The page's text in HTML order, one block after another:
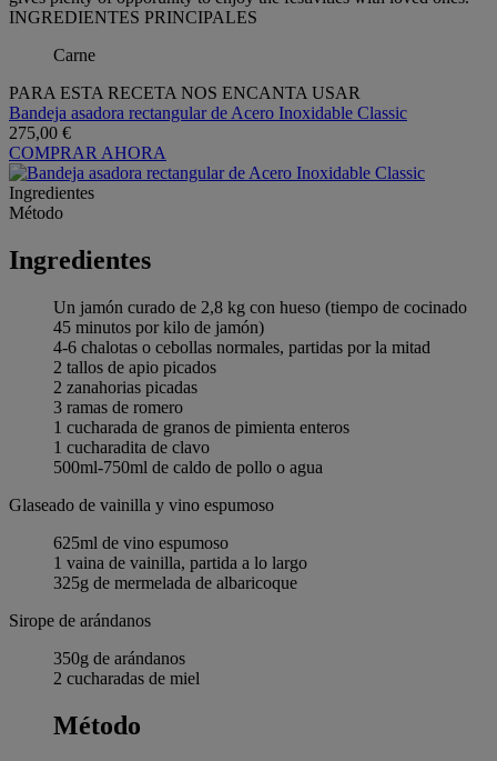
INGREDIENTES PRINCIPALES
Carne
PARA ESTA RECETA NOS ENCANTA USAR
Bandeja asadora rectangular de Acero Inoxidable Classic
275,00 €
COMPRAR AHORA
Ingredientes
Método
Ingredientes
Un jamón curado de 2,8 kg con hueso (tiempo de cocinado
45 minutos por kilo de jamón)
4-6 chalotas o cebollas normales, partidas por la mitad
2 tallos de apio picados
2 zanahorias picadas
3 ramas de romero
1 cucharada de granos de pimienta enteros
1 cucharadita de clavo
500ml-750ml de caldo de pollo o agua
Glaseado de vainilla y vino espumoso
625ml de vino espumoso
1 vaina de vainilla, partida a lo largo
325g de mermelada de albaricoque
Sirope de arándanos
350g de arándanos
2 cucharadas de miel
Método